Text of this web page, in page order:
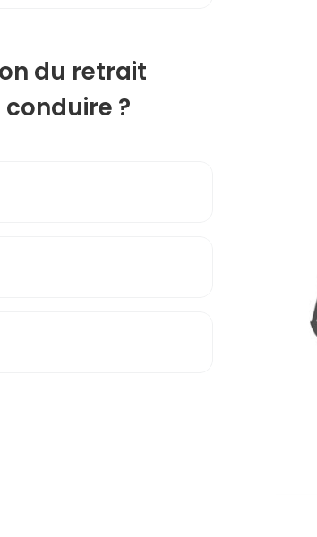
du retrait
?